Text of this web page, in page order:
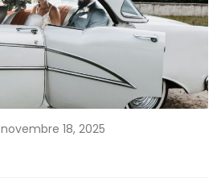
novembre 18, 2025